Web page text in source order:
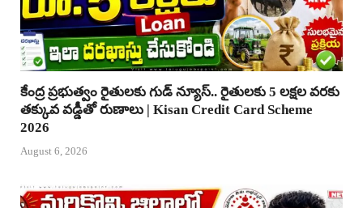
కేంద్ర ప్రభుత్వం రైతులకు గుడ్ న్యూస్.. రైతులకు 5 లక్షల వరకు
తక్కువ వడ్డీతో రుణాలు | Kisan Credit Card Scheme
2026
August 6, 2026